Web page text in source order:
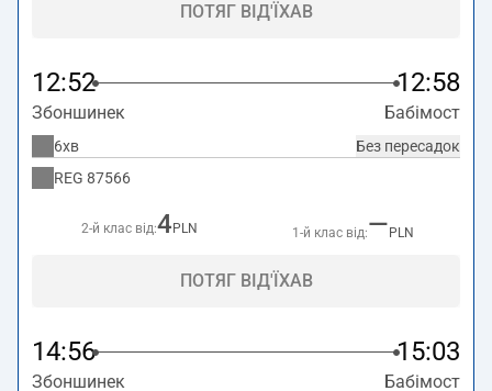
ПОТЯГ ВІД'ЇХАВ
12:52 12:58
Збоншинек Бабімост
Без пересадок
6хв
REG 87566
2-й клас від:4 PLN 1-й клас від:— PLN
ПОТЯГ ВІД'ЇХАВ
14:56 15:03
Збоншинек Бабімост